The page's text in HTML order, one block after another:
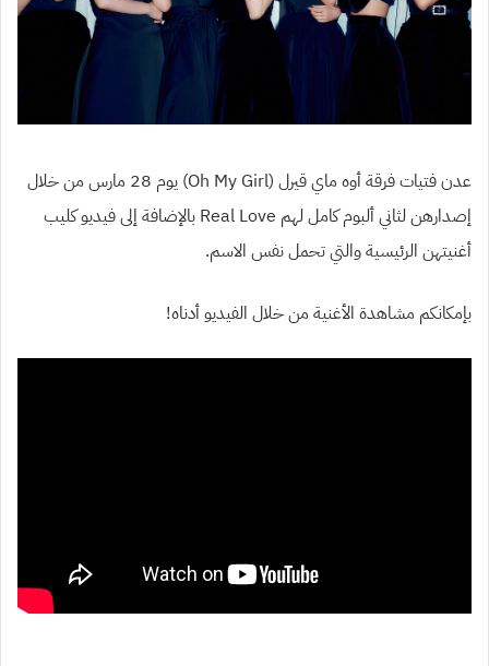
عدن فتيات فرقة أوه ماي قيرل (Oh My Girl) يوم 28 مارس من خلال
إصدارهن لثاني ألبوم كامل لهم Real Love بالإضافة إلى فيديو كليب
أغنيتهن الرئيسية والتي تحمل نفس الاسم.
بإمكانكم مشاهدة الأغنية من خلال الفيديو أدناه!